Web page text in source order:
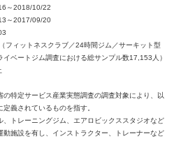
～2018/10/22
～2017/09/20
フィットネスクラブ／24時間ジム／サーキット型
イベートジム調査における総サンプル数17,153人）
の特定サービス産業実態調査の調査対象により、以
定義されているものを指す。
、トレーニングジム、エアロビックススタジオなど
動施設を有し、インストラクター、トレーナーなど